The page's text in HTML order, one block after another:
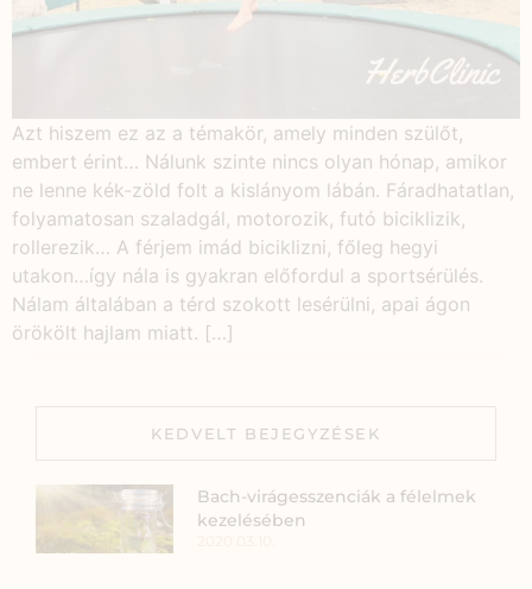
Azt hiszem ez az a témakör, amely minden szülőt,
embert érint… Nálunk szinte nincs olyan hónap, amikor
ne lenne kék-zöld folt a kislányom lábán. Fáradhatatlan,
folyamatosan szaladgál, motorozik, futó biciklizik,
rollerezik… A férjem imád biciklizni, főleg hegyi
utakon…így nála is gyakran előfordul a sportsérülés.
Nálam általában a térd szokott lesérülni, apai ágon
örökölt hajlam miatt. […]
KEDVELT BEJEGYZÉSEK
Bach-virágesszenciák a félelmek
kezelésében